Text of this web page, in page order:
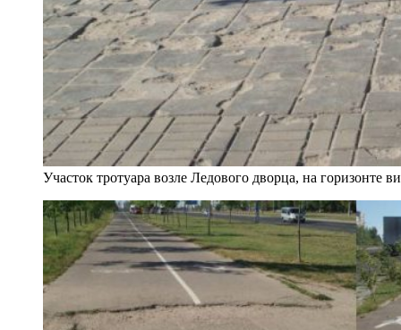
Участок тротуара возле Ледового дворца, на горизонте